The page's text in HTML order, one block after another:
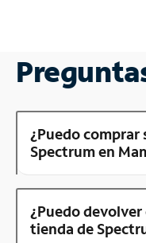
¿Puedo
Spectrum en
¿Puedo
tienda de